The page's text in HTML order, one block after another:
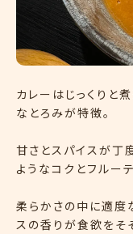
カレーはじっくりと
なとろみが特徴。
甘さとスパイスが丁
ようなコクとフルー
柔らかさの中に適度
スの香りが食欲をそ